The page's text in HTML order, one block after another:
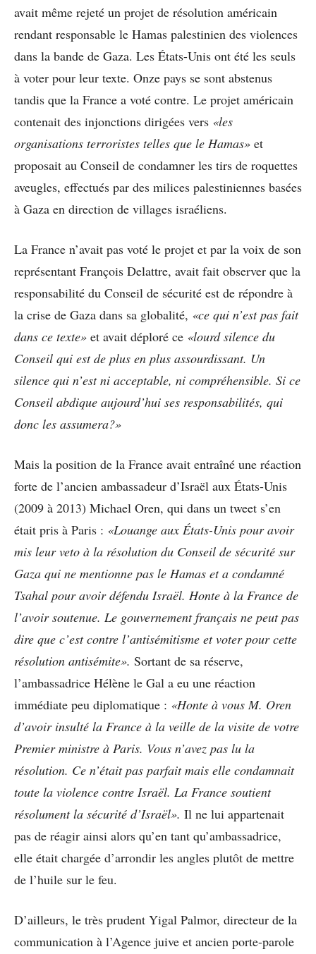
avait même rejeté un projet de résolution américain
rendant responsable le Hamas palestinien des violences
dans la bande de Gaza. Les États-Unis ont été les seuls
à voter pour leur texte. Onze pays se sont abstenus
tandis que la France a voté contre. Le projet américain
contenait des injonctions dirigées vers «les
organisations terroristes telles que le Hamas» et
proposait au Conseil de condamner les tirs de roquettes
aveugles, effectués par des milices palestiniennes basées
à Gaza en direction de villages israéliens.
La France n’avait pas voté le projet et par la voix de son
représentant François Delattre, avait fait observer que la
responsabilité du Conseil de sécurité est de répondre à
la crise de Gaza dans sa globalité, «ce qui n’est pas fait
dans ce texte» et avait déploré ce «lourd silence du
Conseil qui est de plus en plus assourdissant. Un
silence qui n’est ni acceptable, ni compréhensible. Si ce
Conseil abdique aujourd’hui ses responsabilités, qui
donc les assumera?»
Mais la position de la France avait entraîné une réaction
forte de l’ancien ambassadeur d’Israël aux États-Unis
(2009 à 2013) Michael Oren, qui dans un tweet s’en
était pris à Paris : «Louange aux États-Unis pour avoir
mis leur veto à la résolution du Conseil de sécurité sur
Gaza qui ne mentionne pas le Hamas et a condamné
Tsahal pour avoir défendu Israël. Honte à la France de
l’avoir soutenue. Le gouvernement français ne peut pas
dire que c’est contre l’antisémitisme et voter pour cette
résolution antisémite». Sortant de sa réserve,
l’ambassadrice Hélène le Gal a eu une réaction
immédiate peu diplomatique : «Honte à vous M. Oren
d’avoir insulté la France à la veille de la visite de votre
Premier ministre à Paris. Vous n’avez pas lu la
résolution. Ce n’était pas parfait mais elle condamnait
toute la violence contre Israël. La France soutient
résolument la sécurité d’Israël». Il ne lui appartenait
pas de réagir ainsi alors qu’en tant qu’ambassadrice,
elle était chargée d’arrondir les angles plutôt de mettre
de l’huile sur le feu.
D’ailleurs, le très prudent Yigal Palmor, directeur de la
communication à l’Agence juive et ancien porte-parole